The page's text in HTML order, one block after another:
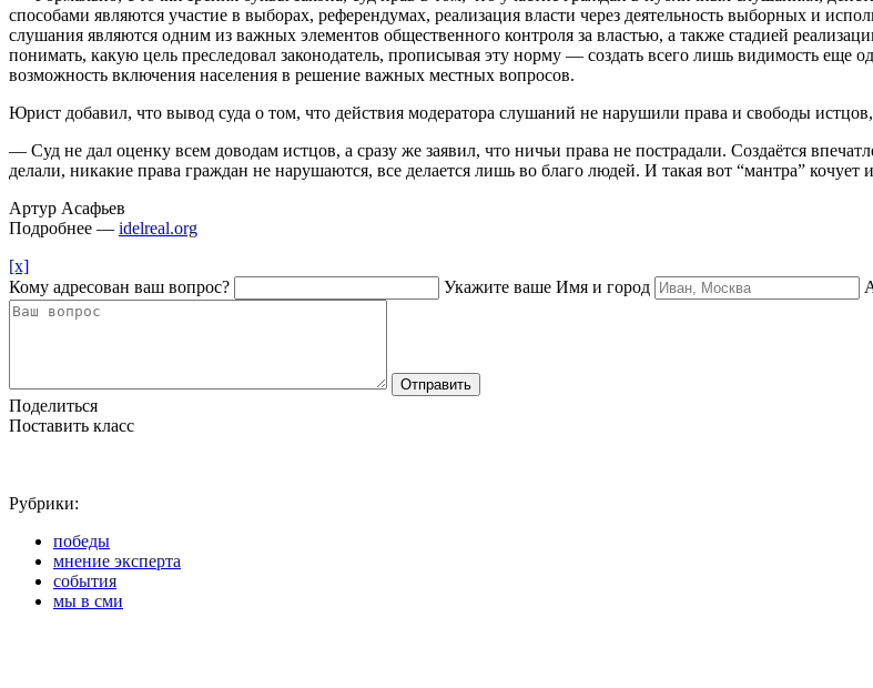
способами являются участие в выборах, референдумах, реализация власти через деятельность выборных и
слушания являются одним из важных элементов общественного контроля за властью, а также стадией
понимать, какую цель преследовал законодатель, прописывая эту норму — создать всего лишь видимость еще
возможность включения населения в решение важных местных вопросов.
Юрист добавил, что вывод суда о том, что действия модератора слушаний не нарушили права и свободы
— Суд не дал оценку всем доводам истцов, а сразу же заявил, что ничьи права не пострадали. Создаётся
делали, никакие права граждан не нарушаются, все делается лишь во благо людей. И такая вот “мантра” кочует
Артур Асафьев
Подробнее — idelreal.org
[x]
Кому адресован ваш вопрос?
Укажите ваше Имя и город
Отправить
Поделиться
Поставить класс
Рубрики:
победы
мнение эксперта
события
мы в сми